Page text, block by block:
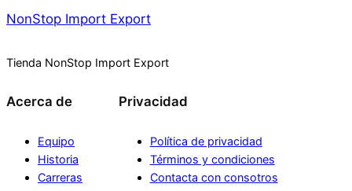
i
a
a
NonStop Import Export
Tienda NonStop Import Export
Acerca de
Equipo
Historia
Carreras
Privacidad
Política de privacidad
Términos y condiciones
Contacta con consotros